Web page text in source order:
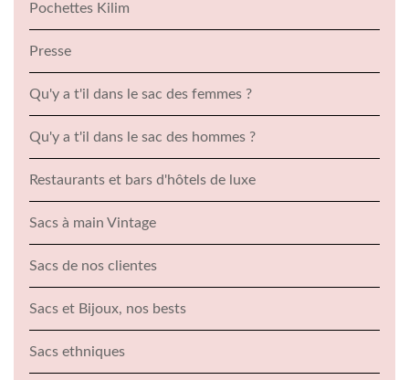
Pochettes Kilim
Presse
Qu'y a t'il dans le sac des femmes ?
Qu'y a t'il dans le sac des hommes ?
Restaurants et bars d'hôtels de luxe
Sacs à main Vintage
Sacs de nos clientes
Sacs et Bijoux, nos bests
Sacs ethniques